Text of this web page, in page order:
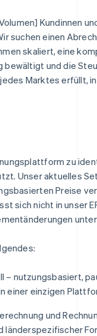
Kundinnen
suchen einen
skaliert, eine
bewältigt und die
Marktes erfüllt,
zu
Unser aktuelles
Preise
sich nicht in unser
– nutzungsbasiert,
einer einzigen
und
länderspezifischer